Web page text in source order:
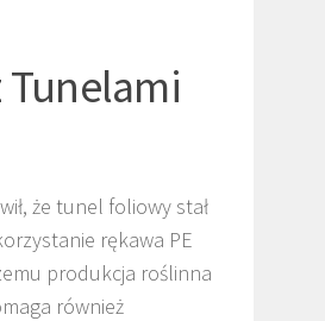
że tunel foliowy stał
rękawa PE
produkcja roślinna
również